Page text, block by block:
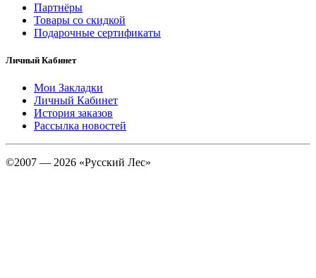
Партнёры
Товары со скидкой
Подарочные сертификаты
Личный Кабинет
Мои Закладки
Личный Кабинет
История заказов
Рассылка новостей
©2007 — 2026 «Русский Лес»